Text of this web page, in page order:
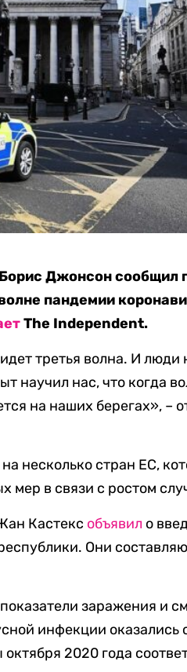
Джонсон сообщил
пандемии
The Independent.
третья волна. И
научил нас, что когда
на наших берегах», –
несколько стран ЕС,
в связи с ростом
Кастекс объявил о
Они
заражения и
инфекции оказались
2020 года